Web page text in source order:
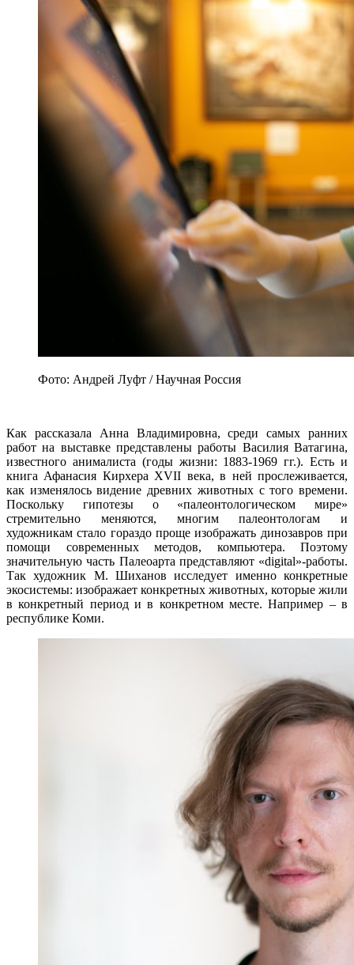
Фото: Андрей Луфт / Научная Россия
Как рассказала Анна Владимировна, среди самых ранних
работ на выставке представлены работы Василия Ватагина,
известного анималиста (годы жизни: 1883-1969 гг.). Есть и
книга Афанасия Кирхера XVII века, в ней прослеживается,
как изменялось видение древних животных с того времени.
Поскольку гипотезы о «палеонтологическом мире»
стремительно меняются, многим палеонтологам и
художникам стало гораздо проще изображать динозавров при
помощи современных методов, компьютера. Поэтому
значительную часть Палеоарта представляют «digital»-работы.
Так художник М. Шиханов исследует именно конкретные
экосистемы: изображает конкретных животных, которые жили
в конкретный период и в конкретном месте. Например – в
республике Коми.